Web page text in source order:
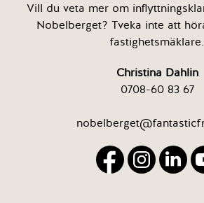
Vill du veta mer om
Nobelberget? Tveka inte att
fastighetsmäklare.
Christina Dahlin
0708-60 83 67